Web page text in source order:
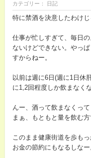
カテゴリー： 日記
特に禁酒を決意したわけ
仕事が忙しすぎて、毎日
ないけどできない。やっ
すからねー。
以前は週に6日(週に1日休
に1,2回程度しか飲まなく
んー、酒って飲まなくっ
まぁ、もともと量を飲む
このまま健康街道を歩もっ
お金の節約にもなるしなー